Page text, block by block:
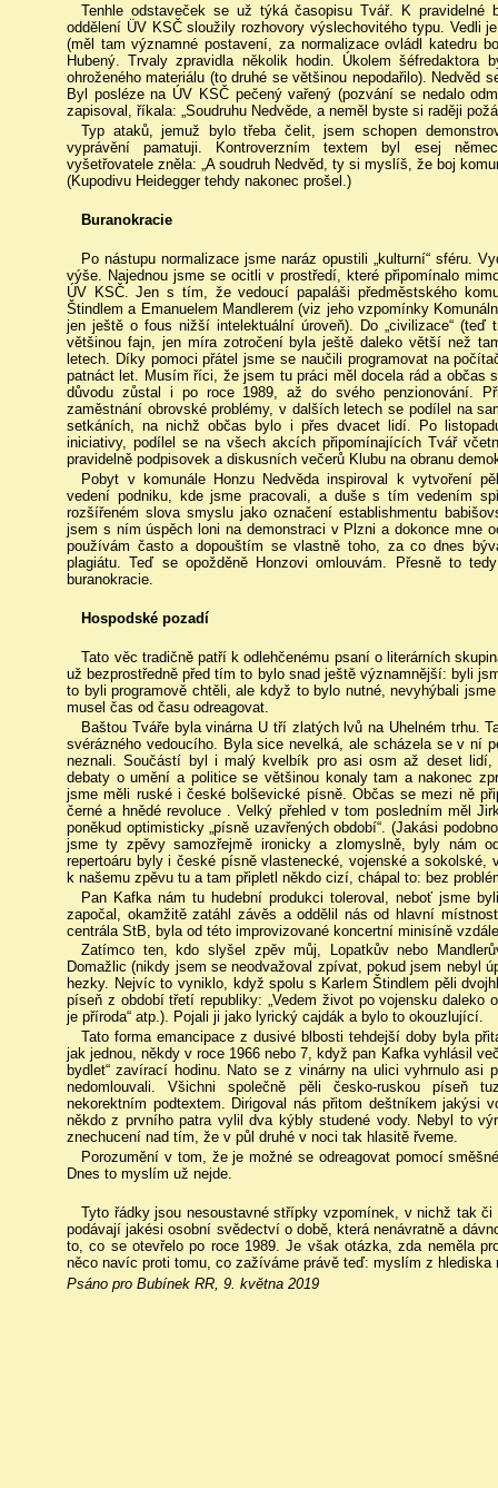
Tenhle odstaveček se už týká časopisu Tvář. K pravidelné
oddělení ÜV KSČ sloužily rozhovory výslechovitého typu. Vedli
(měl tam významné postavení, za normalizace ovládl katedru
Hubený. Trvaly zpravidla několik hodin. Úkolem šéfredaktora
ohroženého materiálu (to druhé se většinou nepodařilo). Nedvěd
Byl posléze na ÚV KSČ pečený vařený (pozvání se nedalo
zapisoval, říkala: „Soudruhu Nedvěde, a neměl byste si raději
Typ ataků, jemuž bylo třeba čelit, jsem schopen
vyprávění pamatuji. Kontroverzním textem byl esej
vyšetřovatele zněla: „A soudruh Nedvěd, ty si myslíš, že boj
(Kupodivu Heidegger tehdy nakonec prošel.)
Buranokracie
Po nástupu normalizace jsme naráz opustili „kulturní“ sféru.
výše. Najednou jsme se ocitli v prostředí, které připomínalo
ÚV KSČ. Jen s tím, že vedoucí papaláši předměstského
Štindlem a Emanuelem Mandlerem (viz jeho vzpomínky
jen ještě o fous nižší intelektuální úroveň). Do „civilizace“ (teď
většinou fajn, jen míra zotročení byla ještě daleko větší než
letech. Díky pomoci přátel jsme se naučili programovat na
patnáct let. Musím říci, že jsem tu práci měl docela rád a občas
důvodu zůstal i po roce 1989, až do svého penzionování.
zaměstnání obrovské problémy, v dalších letech se podílel na
setkáních, na nichž občas bylo i přes dvacet lidí. Po
iniciativy, podílel se na všech akcích připomínajících Tvář
pravidelně podpisovek a diskusních večerů Klubu na obranu
Pobyt v komunále Honzu Nedvěda inspiroval k vytvoření
vedení podniku, kde jsme pracovali, a duše s tím vedením
rozšířeném slova smyslu jako označení establishmentu
jsem s ním úspěch loni na demonstraci v Plzni a dokonce mne
používám často a dopouštím se vlastně toho, za co dnes
plagiátu. Teď se opožděně Honzovi omlouvám. Přesně to
buranokracie.
Hospodské pozadí
Tato věc tradičně patří k odlehčenému psaní o literárních
už bezprostředně před tím to bylo snad ještě významnější: byli
to byli programově chtěli, ale když to bylo nutné, nevyhýbali
musel čas od času odreagovat.
Baštou Tváře byla vinárna U tří zlatých lvů na Uhelném trhu.
svérázného vedoucího. Byla sice nevelká, ale scházela se v ní
neznali. Součástí byl i malý kvelbík pro asi osm až deset lidí,
debaty o umění a politice se většinou konaly tam a nakonec
jsme měli ruské i české bolševické písně. Občas se mezi ně
černé a hnědé revoluce . Velký přehled v tom posledním měl
poněkud optimisticky „písně uzavřených období“. (Jakási
jsme ty zpěvy samozřejmě ironicky a zlomyslně, byly nám
repertoáru byly i české písně vlastenecké, vojenské a
k našemu zpěvu tu a tam připletl někdo cizí, chápal to: bez
Pan Kafka nám tu hudební produkci toleroval, neboť jsme
započal, okamžitě zatáhl závěs a oddělil nás od hlavní
centrála StB, byla od této improvizované koncertní minisíně
Zatímco ten, kdo slyšel zpěv můj, Lopatkův nebo
Domažlic (nikdy jsem se neodvažoval zpívat, pokud jsem nebyl
hezky. Nejvíc to vyniklo, když spolu s Karlem Štindlem pěli
píseň z období třetí republiky: „Vedem život po vojensku daleko
je příroda“ atp.). Pojali ji jako lyrický cajdák a bylo to okouzlující.
Tato forma emancipace z dusivé blbosti tehdejší doby byla
jak jednou, někdy v roce 1966 nebo 7, když pan Kafka vyhlásil
bydlet“ zavírací hodinu. Nato se z vinárny na ulici vyhrnulo asi
nedomlouvali. Všichni společně pěli česko-ruskou píseň
nekorektním podtextem. Dirigoval nás přitom deštníkem jakýsi
někdo z prvního patra vylil dva kýbly studené vody. Nebyl to
znechucení nad tím, že v půl druhé v noci tak hlasitě řveme.
Porozumění v tom, že je možné se odreagovat pomocí
Dnes to myslím už nejde.
Tyto řádky jsou nesoustavné střípky vzpomínek, v nichž tak
podávají jakési osobní svědectví o době, která nenávratně a
to, co se otevřelo po roce 1989. Je však otázka, zda neměla
něco navíc proti tomu, co zažíváme právě teď: myslím z hlediska
Psáno pro Bubínek RR, 9. května 2019